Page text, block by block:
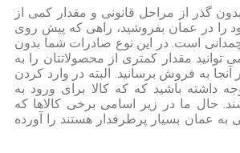
گذر از مراحل قانونی و مقدار کمی از
را در عمان بفروشید، راهی که پیش روی
است. در این نوع صادرات شما بدون
مقدار کمتری از محصولاتتان را به
به فروش برسانید. البته در وارد کردن
داشته باشید که که کالا برای ورود به
حال ما در زیر اسامی برخی کالاها که
به عمان بسیار پرطرفدار هستند را آورده